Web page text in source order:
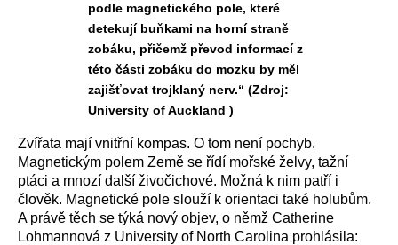
podle magnetického pole, které
detekují buňkami na horní straně
zobáku, přičemž převod informací z
této části zobáku do mozku by měl
zajišťovat trojklaný nerv.“ (Zdroj:
University of Auckland )
Zvířata mají vnitřní kompas. O tom není pochyb.
Magnetickým polem Země se řídí mořské želvy, tažní
ptáci a mnozí další živočichové. Možná k nim patří i
člověk. Magnetické pole slouží k orientaci také holubům.
A právě těch se týká nový objev, o němž Catherine
Lohmannová z University of North Carolina prohlásila: